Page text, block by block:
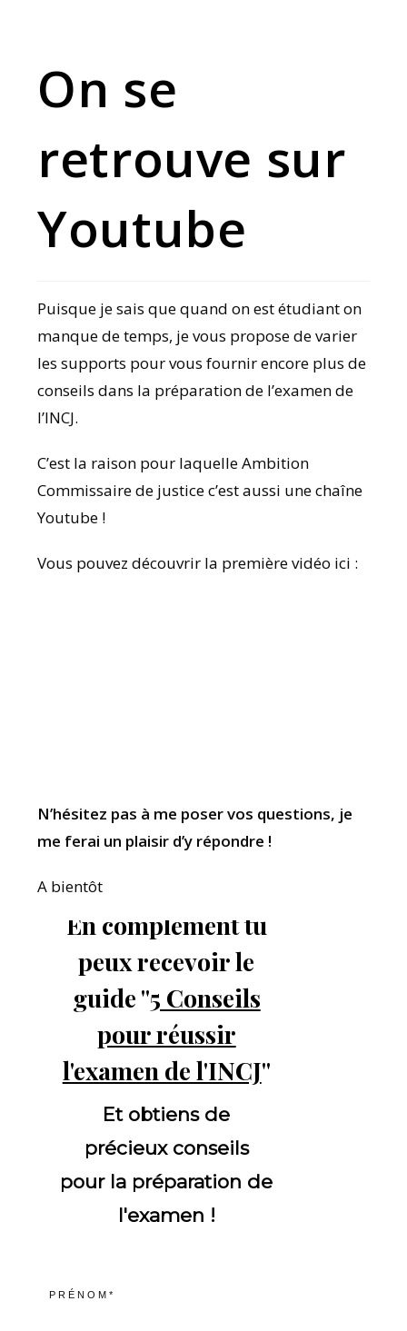
On se
retrouve sur
Youtube
Puisque je sais que quand on est étudiant on
manque de temps, je vous propose de varier
les supports pour vous fournir encore plus de
conseils dans la préparation de l’examen de
l’INCJ.
C’est la raison pour laquelle Ambition
Commissaire de justice c’est aussi une chaîne
Youtube !
Vous pouvez découvrir la première vidéo ici :
N’hésitez pas à me poser vos questions, je
me ferai un plaisir d’y répondre !
A bientôt
En complément tu
peux recevoir le
guide "5 Conseils
pour réussir
l'examen de l'INCJ"
Et obtiens de
précieux conseils
pour la préparation de
l'examen !
PRÉNOM*